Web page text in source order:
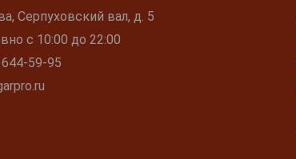
Серпуховский вал, д. 5
с 10:00 до 22:00
59-95